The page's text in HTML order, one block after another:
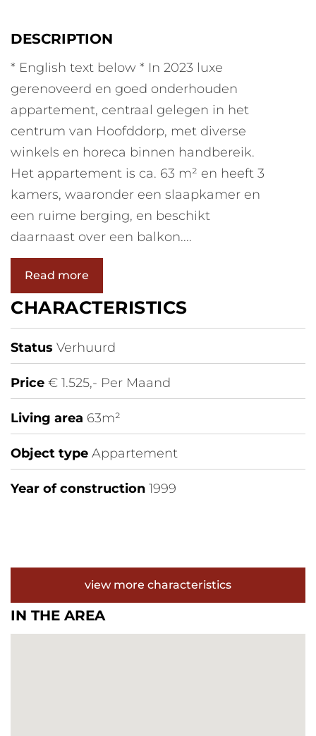
DESCRIPTION
* English text below * In 2023 luxe
gerenoveerd en goed onderhouden
appartement, centraal gelegen in het
centrum van Hoofddorp, met diverse
winkels en horeca binnen handbereik.
Het appartement is ca. 63 m² en heeft 3
kamers, waaronder een slaapkamer en
een ruime berging, en beschikt
daarnaast over een balkon....
Read more
CHARACTERISTICS
Status Verhuurd
Price € 1.525,- Per Maand
Living area 63m²
Object type Appartement
Year of construction 1999
view more characteristics
IN THE AREA